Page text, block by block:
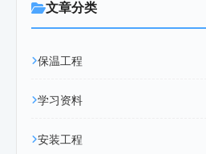
文章分类
保温工程
学习资料
安装工程